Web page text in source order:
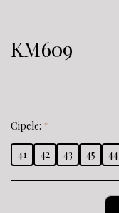
KM609
Cipele: *
41 42 43 45 44